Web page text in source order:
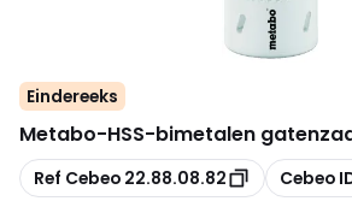
Eindereeks
Metabo-HSS-bimetalen
Kopiëren
Ref Cebeo 22.88.08.82 Kopiëren
Cebeo